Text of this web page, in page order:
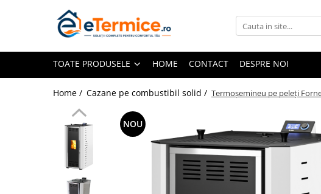
Toate Produsele
Climatizare
Ventiloconvector
Aparate aer conditionat multi-split
Aparate aer conditionat
Centrale termice
Centrale pe gaz
Centrale electrice
TOATE PRODUSELE HOME CONTACT DESPRE NOI
Home / Cazane pe combustibil solid / Termoșemineu pe peleți
NOU